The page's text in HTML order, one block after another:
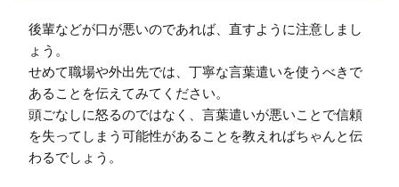
後輩などが口が悪いのであれば、直すように注意しまし
ょう。
せめて職場や外出先では、丁寧な言葉遣いを使うべきで
あることを伝えてみてください。
頭ごなしに怒るのではなく、言葉遣いが悪いことで信頼
を失ってしまう可能性があることを教えればちゃんと伝
わるでしょう。